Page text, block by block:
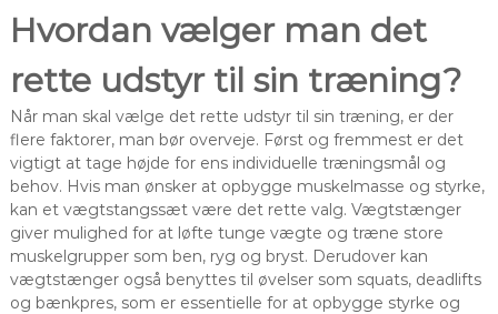
Hvordan vælger man det
rette udstyr til sin træning?
Når man skal vælge det rette udstyr til sin træning, er der
flere faktorer, man bør overveje. Først og fremmest er det
vigtigt at tage højde for ens individuelle træningsmål og
behov. Hvis man ønsker at opbygge muskelmasse og styrke,
kan et vægtstangssæt være det rette valg. Vægtstænger
giver mulighed for at løfte tunge vægte og træne store
muskelgrupper som ben, ryg og bryst. Derudover kan
vægtstænger også benyttes til øvelser som squats, deadlifts
og bænkpres, som er essentielle for at opbygge styrke og